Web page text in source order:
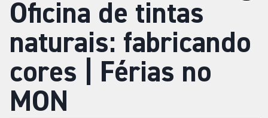
Oficina de tintas
naturais: fabricando
cores | Férias no
MON